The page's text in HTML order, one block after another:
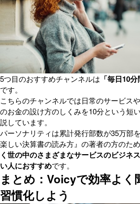
5つ目のおすすめチャンネルは 「毎日10
です。
こちらのチャンネルでは日常のサービス
のお金の設け方のしくみを10分という短
説しています。
パーソナリティは累計発行部数が35万部
楽しい決算書の読み方』の著者の方のため
く世の中のさまざまなサービスのビジネ
い人におすすめです。
まとめ：Voicyで効率よく
習慣化しよう